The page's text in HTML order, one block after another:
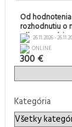
Od
rozhodnutiu o
výkon, pozíciu
mzdy
26.11.2026 -
ONLINE
300 €
Kategória